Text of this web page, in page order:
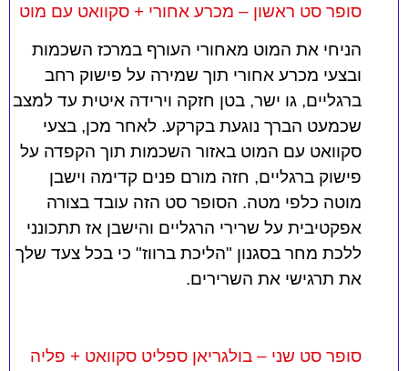
סופר סט ראשון – מכרע אחורי + סקוואט עם מוט
הניחי את המוט מאחורי העורף במרכז השכמות
ובצעי מכרע אחורי תוך שמירה על פישוק רחב
ברגליים, גו ישר, בטן חזקה וירידה איטית עד למצב
שכמעט הברך נוגעת בקרקע. לאחר מכן, בצעי
סקוואט עם המוט באזור השכמות תוך הקפדה על
פישוק ברגליים, חזה מורם פנים קדימה וישבן
מוטה כלפי מטה. הסופר סט הזה עובד בצורה
אפקטיבית על שרירי הרגליים והישבן אז תתכונני
ללכת מחר בסגנון "הליכת ברווז" כי בכל צעד שלך
את תרגישי את השרירים.
סופר סט שני – בולגריאן ספליט סקוואט + פליה